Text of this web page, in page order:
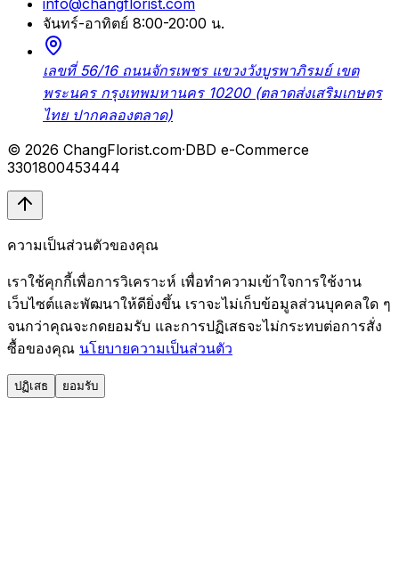
info@changflorist.com
จันทร์-อาทิตย์ 8:00-20:00 น.
เลขที่ 56/16 ถนนจักรเพชร แขวงวังบูรพาภิรมย์ เขต
พระนคร กรุงเทพมหานคร 10200 (ตลาดส่งเสริมเกษตร
ไทย ปากคลองตลาด)
© 2026 ChangFlorist.com·DBD e-Commerce
3301800453444
ความเป็นส่วนตัวของคุณ
เราใช้คุกกี้เพื่อการวิเคราะห์ เพื่อทำความเข้าใจการใช้งาน
เว็บไซต์และพัฒนาให้ดียิ่งขึ้น เราจะไม่เก็บข้อมูลส่วนบุคคลใด ๆ
จนกว่าคุณจะกดยอมรับ และการปฏิเสธจะไม่กระทบต่อการสั่ง
ซื้อของคุณ นโยบายความเป็นส่วนตัว
ปฏิเสธ ยอมรับ